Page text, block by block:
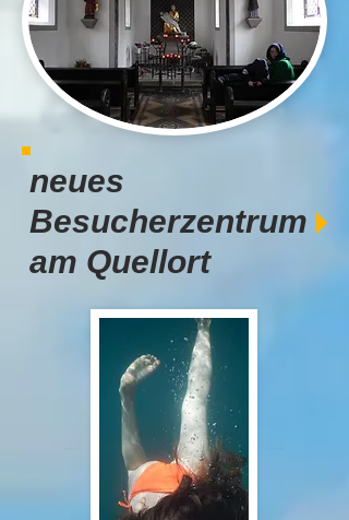
neues
Besucherzentrum
am Quellort